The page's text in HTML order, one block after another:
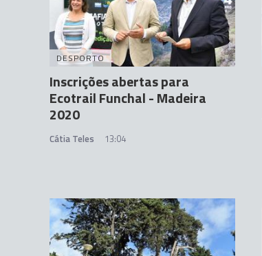
DESPORTO
Inscrições abertas para
Ecotrail Funchal - Madeira
2020
Cátia Teles 13:04